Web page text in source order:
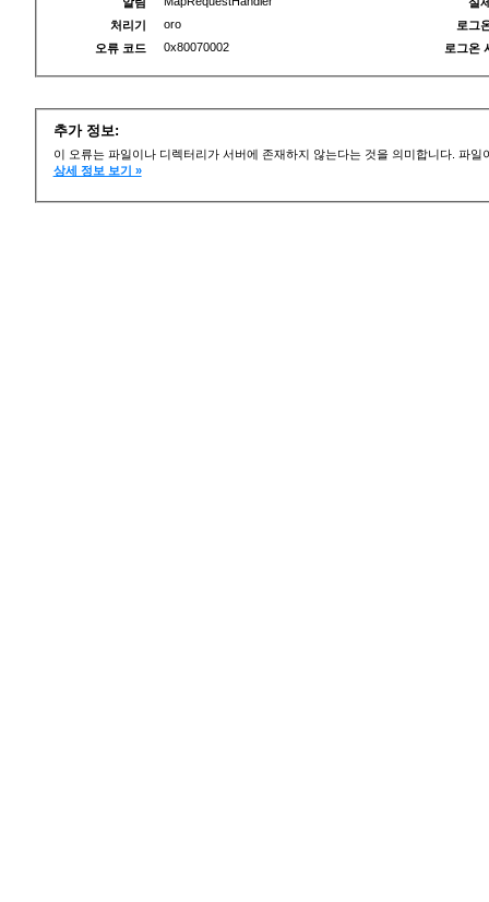
처리기
oro
오류 코드
0x80070002
로그
로그온
추가 정보:
이 오류는 파일이나 디렉터리가 서버에 존재하지 않는다는 것을 의미합니다. 파
상세 정보 보기 »